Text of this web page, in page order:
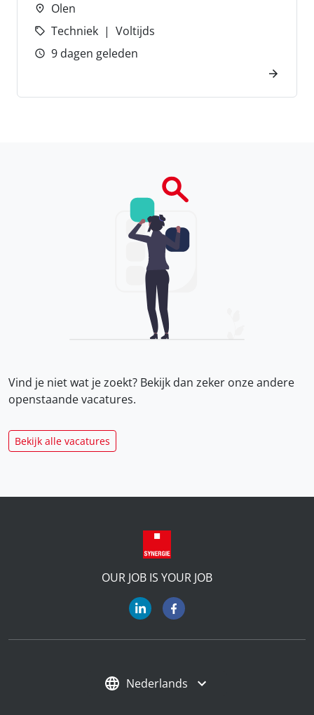
Olen
Techniek
Voltijds
9 dagen geleden
Vind je niet wat je zoekt? Bekijk dan zeker onzeandere
openstaande vacatures.
Bekijk alle vacatures
OUR JOB IS YOUR JOB
Nederlands